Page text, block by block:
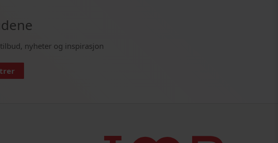
nyheter og inspirasjon